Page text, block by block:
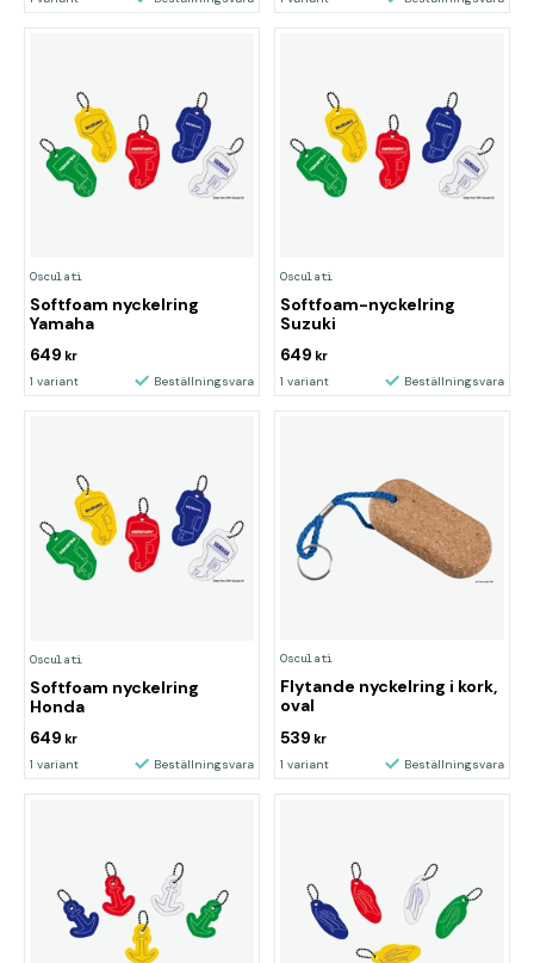
Osculati
Softfoam nyckelring
Yamaha
649 kr
1 variant Beställningsvara
Osculati
Softfoam-nyckelring
Suzuki
649 kr
1 variant Beställningsvara
Osculati
Softfoam nyckelring
Honda
649 kr
1 variant Beställningsvara
Osculati
Flytande nyckelring i kork,
oval
539 kr
1 variant Beställningsvara